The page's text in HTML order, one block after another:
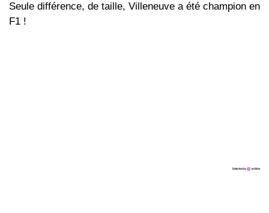
Seule différence, de taille, Villeneuve a été champion en
F1 !